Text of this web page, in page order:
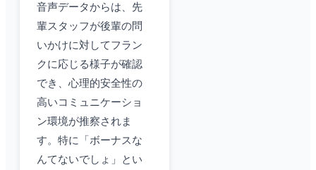
音声データからは、先
輩スタッフが後輩の問
いかけに対してフラン
クに応じる様子が確認
でき、心理的安全性の
高いコミュニケーショ
ン環境が推察されま
す。特に「ボーナスな
んてないでしょ」とい